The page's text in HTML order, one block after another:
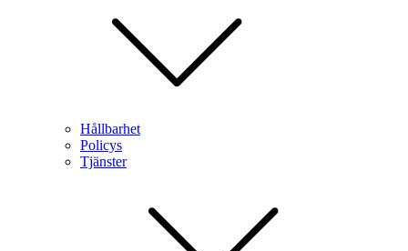
Hållbarhet
Policys
Tjänster